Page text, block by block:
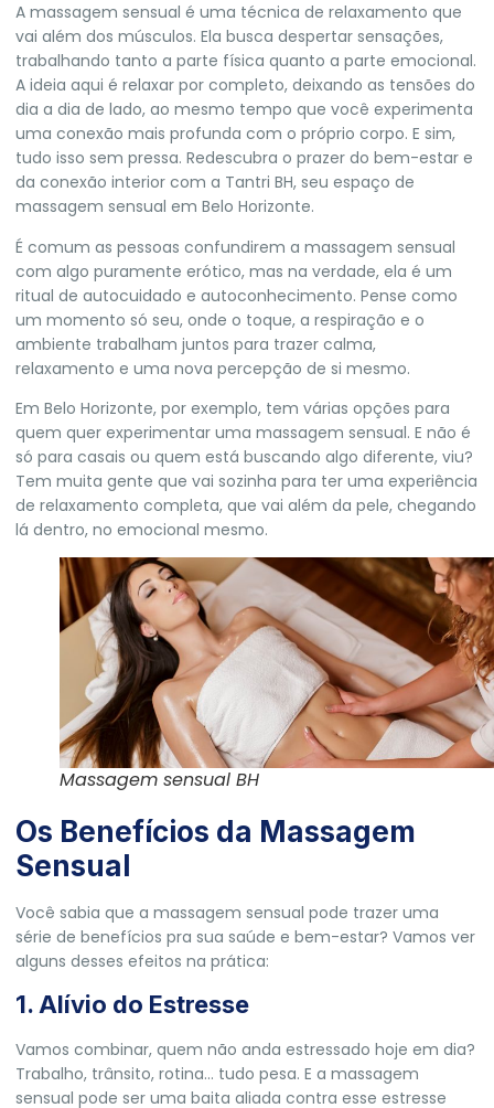
A massagem sensual é uma técnica de relaxamento que
vai além dos músculos. Ela busca despertar sensações,
trabalhando tanto a parte física quanto a parte emocional.
A ideia aqui é relaxar por completo, deixando as tensões do
dia a dia de lado, ao mesmo tempo que você experimenta
uma conexão mais profunda com o próprio corpo. E sim,
tudo isso sem pressa. Redescubra o prazer do bem-estar e
da conexão interior com a Tantri BH, seu espaço de
massagem sensual em Belo Horizonte.
É comum as pessoas confundirem a massagem sensual
com algo puramente erótico, mas na verdade, ela é um
ritual de autocuidado e autoconhecimento. Pense como
um momento só seu, onde o toque, a respiração e o
ambiente trabalham juntos para trazer calma,
relaxamento e uma nova percepção de si mesmo.
Em Belo Horizonte, por exemplo, tem várias opções para
quem quer experimentar uma massagem sensual. E não é
só para casais ou quem está buscando algo diferente, viu?
Tem muita gente que vai sozinha para ter uma experiência
de relaxamento completa, que vai além da pele, chegando
lá dentro, no emocional mesmo.
Massagem sensual BH
Os Benefícios da Massagem
Sensual
Você sabia que a massagem sensual pode trazer uma
série de benefícios pra sua saúde e bem-estar? Vamos ver
alguns desses efeitos na prática:
1. Alívio do Estresse
Vamos combinar, quem não anda estressado hoje em dia?
Trabalho, trânsito, rotina… tudo pesa. E a massagem
sensual pode ser uma baita aliada contra esse estresse